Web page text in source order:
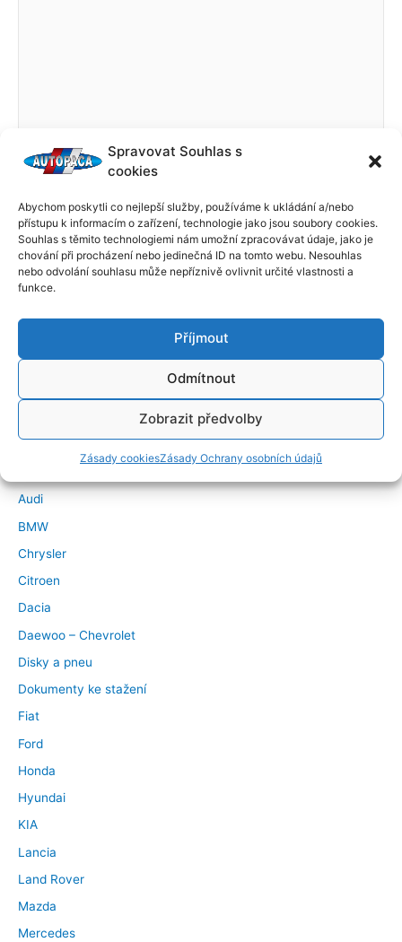
Spravovat Souhlas s
cookies
Abychom poskytli co nejlepší služby, používáme k ukládání a/nebo
přístupu k informacím o zařízení, technologie jako jsou soubory cookies.
Souhlas s těmito technologiemi nám umožní zpracovávat údaje, jako je
chování při procházení nebo jedinečná ID na tomto webu. Nesouhlas
nebo odvolání souhlasu může nepříznivě ovlivnit určité vlastnosti a
funkce.
Příjmout
Odmítnout
Zobrazit předvolby
Zásady cookiesZásady Ochrany osobních údajů
Značky vozidel
Audi
BMW
Chrysler
Citroen
Dacia
Daewoo – Chevrolet
Disky a pneu
Dokumenty ke stažení
Fiat
Ford
Honda
Hyundai
KIA
Lancia
Land Rover
Mazda
Mercedes